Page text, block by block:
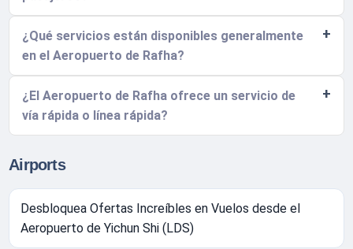
¿Qué servicios están disponibles generalmente
en el Aeropuerto de Rafha?
¿El Aeropuerto de Rafha ofrece un servicio de
vía rápida o línea rápida?
Airports
Desbloquea Ofertas Increíbles en Vuelos desde el
Aeropuerto de Yichun Shi (LDS)